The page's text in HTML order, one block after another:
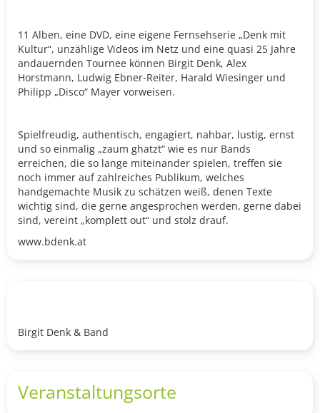
11 Alben, eine DVD, eine eigene Fernsehserie „Denk mit
Kultur“, unzählige Videos im Netz und eine quasi 25 Jahre
andauernden Tournee können Birgit Denk, Alex
Horstmann, Ludwig Ebner-Reiter, Harald Wiesinger und
Philipp „Disco“ Mayer vorweisen.
Spielfreudig, authentisch, engagiert, nahbar, lustig, ernst
und so einmalig „zaum ghatzt“ wie es nur Bands
erreichen, die so lange miteinander spielen, treffen sie
noch immer auf zahlreiches Publikum, welches
handgemachte Musik zu schätzen weiß, denen Texte
wichtig sind, die gerne angesprochen werden, gerne dabei
sind, vereint „komplett out“ und stolz drauf.
www.bdenk.at
Birgit Denk & Band
Veranstaltungsorte